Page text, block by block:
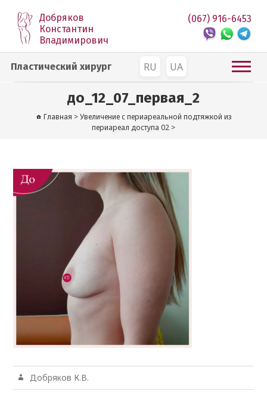
Добряков
Константин
Владимирович
RU UA
(067) 916-6453
Пластический хирург
до_12_07_первая_2
Главная >Увеличение с периареальной подтяжкой из
периареал доступа 02 >
Добряков К.В.